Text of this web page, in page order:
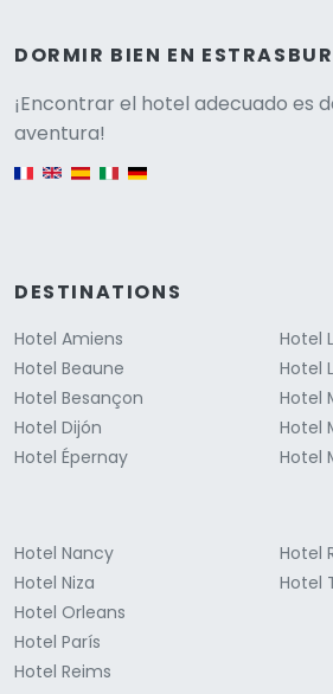
DORMIR BIEN EN
¡Encontrar el hotel adecuado es
aventura!
English version
DESTINATIONS
Hotel Amiens
Hotel Beaune
Hotel Besançon
Hotel Dijón
Hotel Épernay
Hotel
Hotel
Hotel
Hotel
Hotel
Hotel Nancy
Hotel Niza
Hotel Orleans
Hotel París
Hotel Reims
Hotel
Hotel